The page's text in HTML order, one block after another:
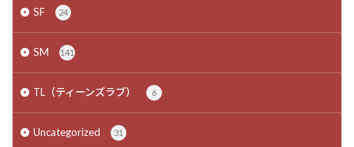
SF 24
SM 141
TL（ティーンズラブ） 6
Uncategorized 31